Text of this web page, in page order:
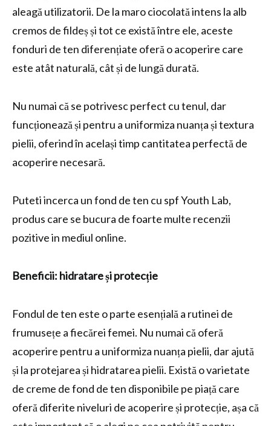
aleagă utilizatorii. De la maro ciocolată intens la alb
cremos de fildeș și tot ce există între ele, aceste
fonduri de ten diferențiate oferă o acoperire care
este atât naturală, cât și de lungă durată.
Nu numai că se potrivesc perfect cu tenul, dar
funcționează și pentru a uniformiza nuanța și textura
pielii, oferind în același timp cantitatea perfectă de
acoperire necesară.
Puteti incerca un fond de ten cu spf Youth Lab,
produs care se bucura de foarte multe recenzii
pozitive in mediul online.
Beneficii: hidratare și protecție
Fondul de ten este o parte esențială a rutinei de
frumusețe a fiecărei femei. Nu numai că oferă
acoperire pentru a uniformiza nuanța pielii, dar ajută
și la protejarea și hidratarea pielii. Există o varietate
de creme de fond de ten disponibile pe piață care
oferă diferite niveluri de acoperire și protecție, așa că